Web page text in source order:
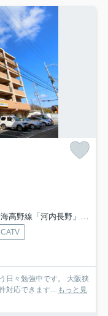
高野線「河内長野」駅 徒歩32分
CATV
日々勉強中です。 大阪狭
対応できます... もっと見